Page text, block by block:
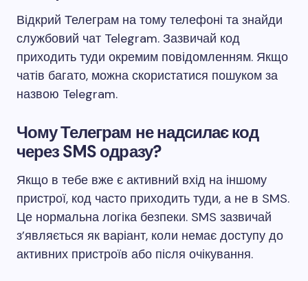
Відкрий Телеграм на тому телефоні та знайди
службовий чат Telegram. Зазвичай код
приходить туди окремим повідомленням. Якщо
чатів багато, можна скористатися пошуком за
назвою Telegram.
Чому Телеграм не надсилає код
через SMS одразу?
Якщо в тебе вже є активний вхід на іншому
пристрої, код часто приходить туди, а не в SMS.
Це нормальна логіка безпеки. SMS зазвичай
з’являється як варіант, коли немає доступу до
активних пристроїв або після очікування.